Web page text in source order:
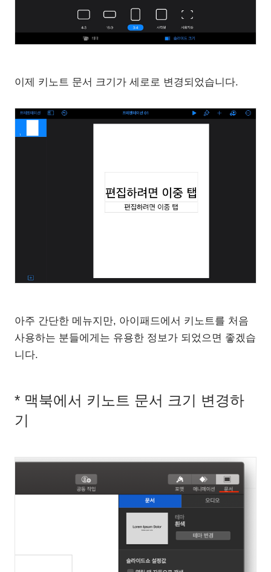
이제 키노트 문서 크기가 세로로 변경되었습니다.
아주 간단한 메뉴지만, 아이패드에서 키노트를 처음
사용하는 분들에게는 유용한 정보가 되었으면 좋겠습
니다.
* 맥북에서 키노트 문서 크기 변경하
기